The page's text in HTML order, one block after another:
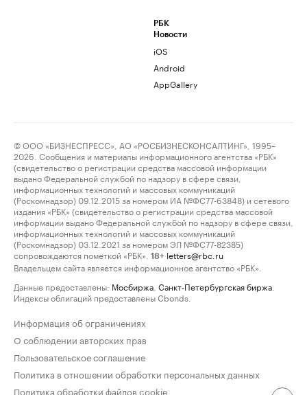
РБК
Новости
iOS
Android
AppGallery
© ООО «БИЗНЕСПРЕСС», АО «РОСБИЗНЕСКОНСАЛТИНГ», 1995–
2026. Сообщения и материалы информационного агентства «РБК»
(свидетельство о регистрации средства массовой информации
выдано Федеральной службой по надзору в сфере связи,
информационных технологий и массовых коммуникаций
(Роскомнадзор) 09.12.2015 за номером ИА №ФС77-63848) и сетевого
издания «РБК» (свидетельство о регистрации средства массовой
информации выдано Федеральной службой по надзору в сфере связи,
информационных технологий и массовых коммуникаций
(Роскомнадзор) 03.12.2021 за номером ЭЛ №ФС77-82385)
сопровождаются пометкой «РБК».
18+ letters@rbc.ru
Владельцем сайта является информационное агентство «РБК».
Данные предоставлены: Мосбиржа Санкт-Петербургская биржа
Индексы облигаций предоставлены Cbonds.
Информация об ограничениях
О соблюдении авторских прав
Пользовательское соглашение
Политика в отношении обработки персональных данных
Политика обработки файлов cookie